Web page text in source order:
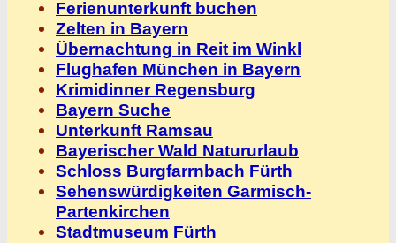
Ferienunterkunft buchen
Zelten in Bayern
Übernachtung in Reit im Winkl
Flughafen München in Bayern
Krimidinner Regensburg
Bayern Suche
Unterkunft Ramsau
Bayerischer Wald Natururlaub
Schloss Burgfarrnbach Fürth
Sehenswürdigkeiten Garmisch-
Partenkirchen
Stadtmuseum Fürth